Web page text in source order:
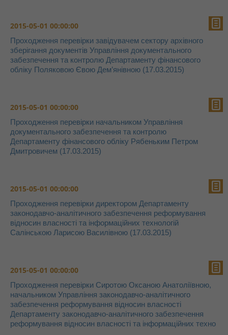
2015-05-01 00:00:00
Проходження перевірки завідувачем сектору архівного
зберігання документів Управління документального
забезпечення та контролю Департаменту фінансового
обліку Поляковою Євою Дем’янівною (17.03.2015)
2015-05-01 00:00:00
Проходження перевірки начальником Управління
документального забезпечення та контролю
Департаменту фінансового обліку Рябеньким Петром
Дмитровичем (17.03.2015)
2015-05-01 00:00:00
Проходження перевірки директором Департаменту
законодавчо-аналітичного забезпечення реформування
відносин власності та інформаційних технологій
Салінською Ларисою Василівною (17.03.2015)
2015-05-01 00:00:00
Проходження перевірки Сиротою Оксаною Анатоліївною,
начальником Управління законодавчо-аналітичного
забезпечення реформування відносин власності
Департаменту законодавчо-аналітичного забезпечення
реформування відносин власності та інформаційних техно